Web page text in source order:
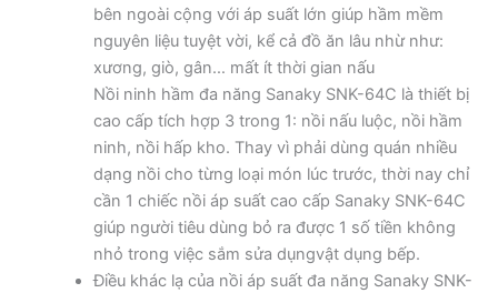
bên ngoài cộng với áp suất lớn giúp hầm mềm
nguyên liệu tuyệt vời, kể cả đồ ăn lâu nhừ như:
xương, giò, gân… mất ít thời gian nấu
Nồi ninh hầm đa năng Sanaky SNK-64C là thiết bị
cao cấp tích hợp 3 trong 1: nồi nấu luộc, nồi hầm
ninh, nồi hấp kho. Thay vì phải dùng quán nhiều
dạng nồi cho từng loại món lúc trước, thời nay chỉ
cần 1 chiếc nồi áp suất cao cấp Sanaky SNK-64C
giúp người tiêu dùng bỏ ra được 1 số tiền không
nhỏ trong việc sắm sửa dụngvật dụng bếp.
Điều khác lạ của nồi áp suất đa năng Sanaky SNK-